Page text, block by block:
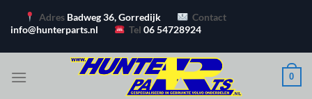
naar
Adres Badweg 36, Gorredijk
Contact
info@hunterparts.nl
Tel06 54728924
0